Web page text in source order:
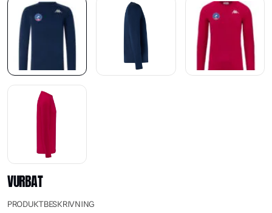
VURBAT
PRODUKTBESKRIVNING